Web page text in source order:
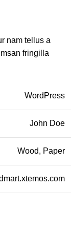
nam tellus a
fringilla
WordPress
John Doe
Wood, Paper